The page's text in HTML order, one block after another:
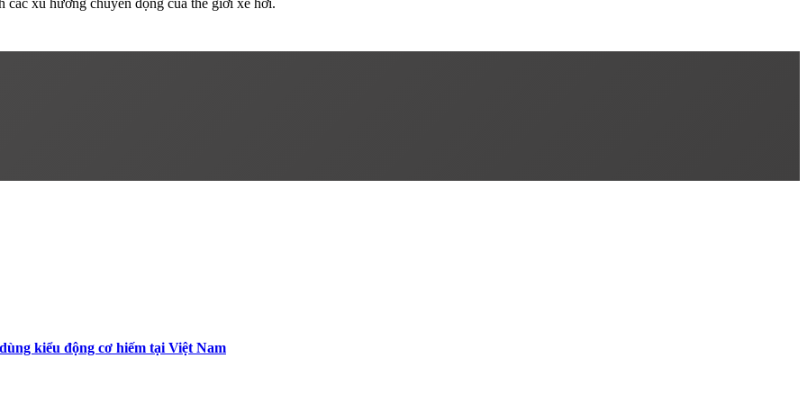
xu hướng chuyển động của thế giới xe hơi.
kiểu động cơ hiếm tại Việt Nam